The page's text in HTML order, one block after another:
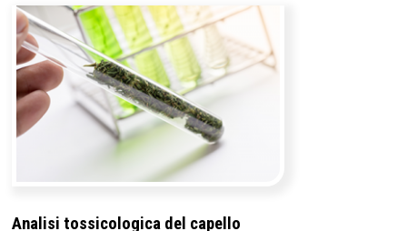
Analisi tossicologica del capello